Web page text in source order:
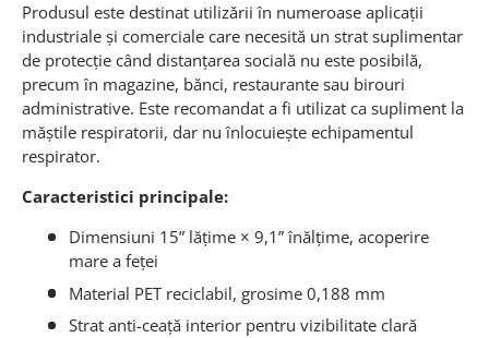
Produsul este destinat utilizării în numeroase aplicații
industriale și comerciale care necesită un strat suplimentar
de protecție când distanțarea socială nu este posibilă,
precum în magazine, bănci, restaurante sau birouri
administrative. Este recomandat a fi utilizat ca supliment la
măștile respiratorii, dar nu înlocuiește echipamentul
respirator.
Caracteristici principale:
Dimensiuni 15” lățime × 9,1” înălțime, acoperire
mare a feței
Material PET reciclabil, grosime 0,188 mm
Strat anti-ceață interior pentru vizibilitate clară